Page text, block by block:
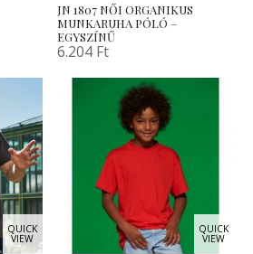
JN 1807 NŐI ORGANIKUS
MUNKARUHA PÓLÓ –
EGYSZÍNŰ
6.204 Ft
QUICK
VIEW
QUICK
VIEW